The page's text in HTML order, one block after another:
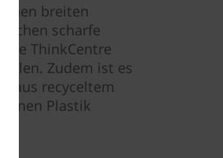
breiten
scharfe
ThinkCentre
Zudem ist es
aus recyceltem
Plastik